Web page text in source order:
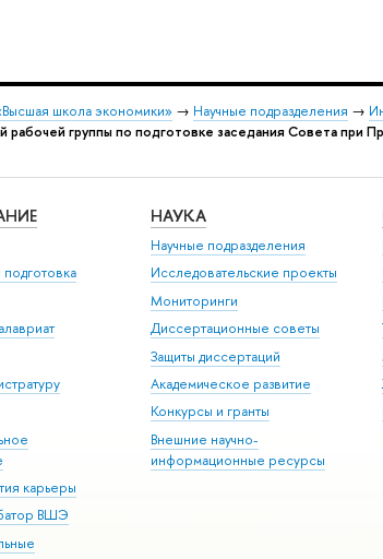
школа экономики» → Научные подразделения →
группы по подготовке заседания Совета при
карьеры
ВШЭ
НАУКА
Научные подразделения
Исследовательские проекты
Мониторинги
Диссертационные советы
Защиты диссертаций
Академическое развитие
Конкурсы и гранты
Внешние научно-
информационные ресурсы